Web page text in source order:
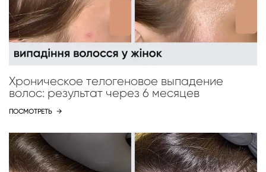
Хроническое телогеновое выпадение
волос: результат через 6 месяцев
ПОСМОТРЕТЬ →